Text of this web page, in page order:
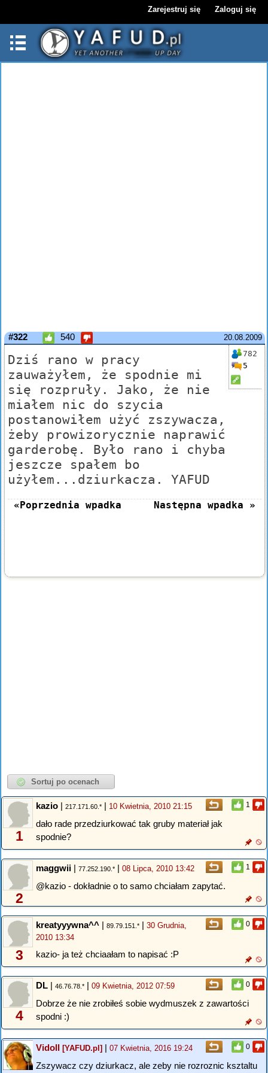
Zarejestruj się Zaloguj się
20.08.2009
#322 540
782
5
Dziś rano w pracy
zauważyłem, że spodnie mi
się rozpruły. Jako, że nie
miałem nic do szycia
postanowiłem użyć zszywacza,
żeby prowizorycznie naprawić
garderobę. Było rano i chyba
jeszcze spałem bo
użyłem...dziurkacza. YAFUD
«Poprzednia wpadka Następna wpadka »
1
1
kazio | 217.171.60.* | 10 Kwietnia, 2010 21:15
dało rade przedziurkować tak gruby materiał jak
spodnie?
1
2
maggwii | 77.252.190.* | 08 Lipca, 2010 13:42
@kazio - dokładnie o to samo chciałam zapytać.
0
3
kreatyyywna^^ | 89.79.151.* | 30 Grudnia,
2010 13:34
kazio- ja też chciaałam to napisać :P
0
4
DL | 46.76.78.* | 09 Kwietnia, 2012 07:59
Dobrze że nie zrobiłeś sobie wydmuszek z zawartości
spodni :)
0
Vidoll [YAFUD.pl] | 07 Kwietnia, 2016 19:24
Zszywacz czy dziurkacz, ale zeby nie rozroznic ksztaltu